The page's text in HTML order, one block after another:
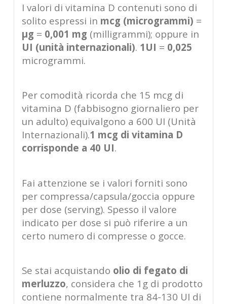
I valori di vitamina D contenuti sono di
solito espressi in mcg (microgrammi) =
μg = 0,001 mg (milligrammi); oppure in
UI (unità internazionali). 1UI = 0,025
microgrammi.
Per comodità ricorda che 15 mcg di
vitamina D (fabbisogno giornaliero per
un adulto) equivalgono a 600 UI (Unità
Internazionali).1 mcg di vitamina D
corrisponde a 40 UI.
Fai attenzione se i valori forniti sono
per compressa/capsula/goccia oppure
per dose (serving). Spesso il valore
indicato per dose si può riferire a un
certo numero di compresse o gocce.
Se stai acquistando olio di fegato di
merluzzo, considera che 1g di prodotto
contiene normalmente tra 84-130 UI di